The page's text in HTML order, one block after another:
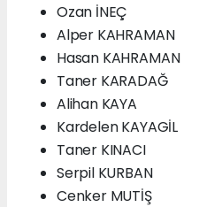
Ozan İNEÇ
Alper KAHRAMAN
Hasan KAHRAMAN
Taner KARADAĞ
Alihan KAYA
Kardelen KAYAGİL
Taner KINACI
Serpil KURBAN
Cenker MUTİŞ